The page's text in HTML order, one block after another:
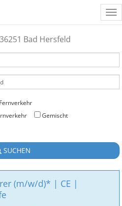
36251 Bad Hersfeld
Gemischt
SUCHEN
(m/w/d)* | CE |